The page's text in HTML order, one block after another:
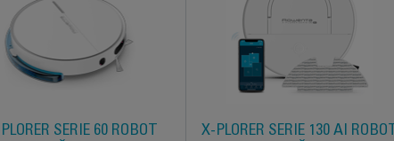
SERIE 60 ROBOT
X-PLORER SERIE 130 AI ROBOT